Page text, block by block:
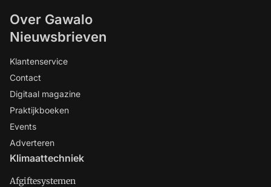
Over Gawalo
Nieuwsbrieven
Klantenservice
Contact
Digitaal magazine
Praktijkboeken
Events
Adverteren
Klimaattechniek
Afgiftesystemen